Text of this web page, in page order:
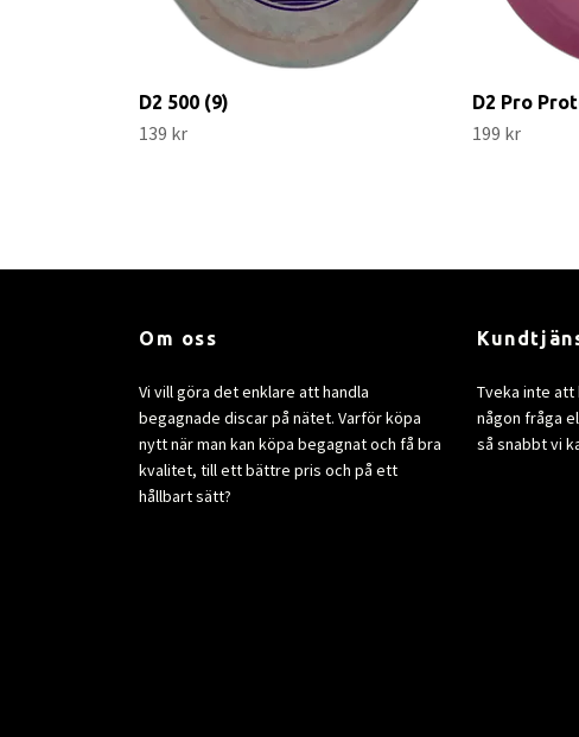
D2 500 (9)
139 kr
D2 Pro
199 kr
Om oss
Vi vill göra det enklare att handla
begagnade discar på nätet. Varför köpa
nytt när man kan köpa begagnat och få bra
kvalitet, till ett bättre pris och på ett
hållbart sätt?
Tveka inte att
någon fråga
så snabbt vi